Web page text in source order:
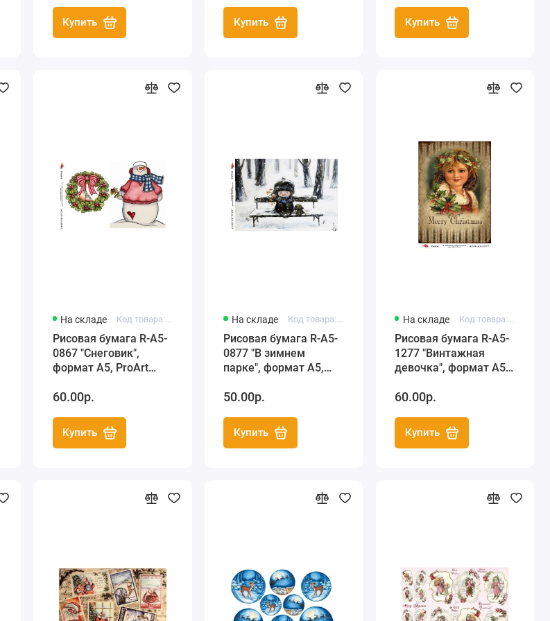
Купить Купить Купить
На складе Код товара: R-A5-0867
Рисовая бумага R-A5-
0867 "Снеговик",
формат А5, ProArt
60.00р.
Купить
На складе Код товара: R-A5-0877
Рисовая бумага R-A5-
0877 "В зимнем
парке", формат А5,
50.00р.
Купить
На складе Код товара: R-A5-1277
Рисовая бумага R-A5-
1277 "Винтажная
девочка", формат А5,
60.00р.
Купить